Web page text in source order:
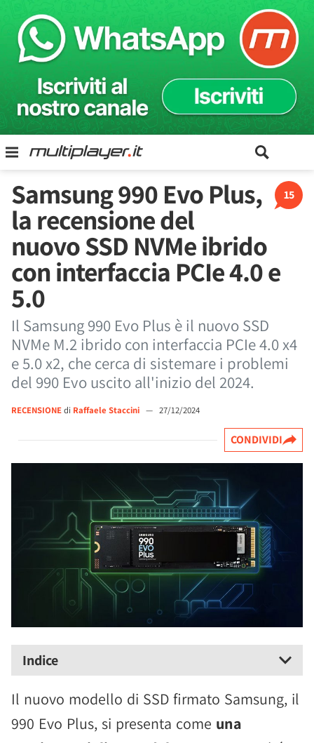
15
Samsung 990 Evo Plus,
la recensione del
nuovo SSD NVMe ibrido
con interfaccia PCIe 4.0 e
5.0
Il Samsung 990 Evo Plus è il nuovo SSD
NVMe M.2 ibrido con interfaccia PCIe 4.0 x4
e 5.0 x2, che cerca di sistemare i problemi
del 990 Evo uscito all'inizio del 2024.
RECENSIONEdi Raffaele Staccini — 27/12/2024
CONDIVIDI
Indice
Il nuovo modello di SSD firmato Samsung, il
990 Evo Plus, si presenta come una